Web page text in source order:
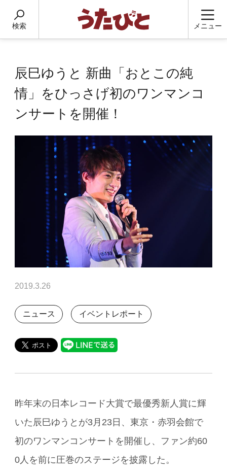
検索 メニュー
辰巳ゆうと 新曲「おとこの純
情」をひっさげ初のワンマンコ
ンサートを開催！
2019.3.26
ニュース イベントレポート
昨年末の日本レコード大賞で最優秀新人賞に輝
いた辰巳ゆうとが3月23日、東京・赤羽会館で
初のワンマンコンサートを開催し、ファン約60
0人を前に圧巻のステージを披露した。